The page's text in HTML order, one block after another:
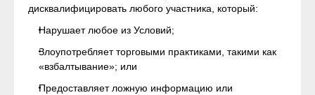
дисквалифицировать любого участника, который:
Нарушает любое из Условий;
Злоупотребляет торговыми практиками, такими как
«взбалтывание»; или
Предоставляет ложную информацию или